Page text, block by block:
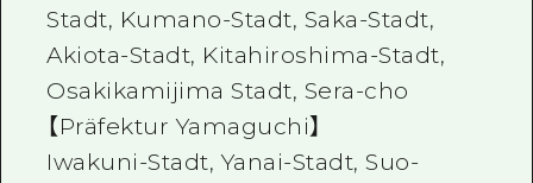
Stadt, Kumano-Stadt, Saka-Stadt,
Akiota-Stadt, Kitahiroshima-Stadt,
Osakikamijima Stadt, Sera-cho
【Präfektur Yamaguchi】
Iwakuni-Stadt, Yanai-Stadt, Suo-